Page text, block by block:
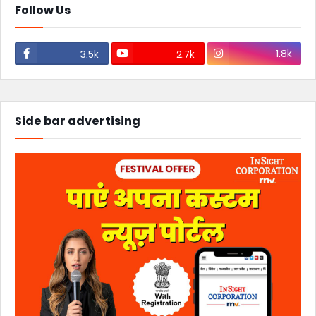
Follow Us
3.5k 2.7k 1.8k
Side bar advertising